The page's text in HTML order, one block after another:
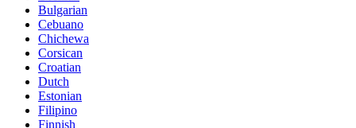
Bulgarian
Cebuano
Chichewa
Corsican
Croatian
Dutch
Estonian
Filipino
Finnish